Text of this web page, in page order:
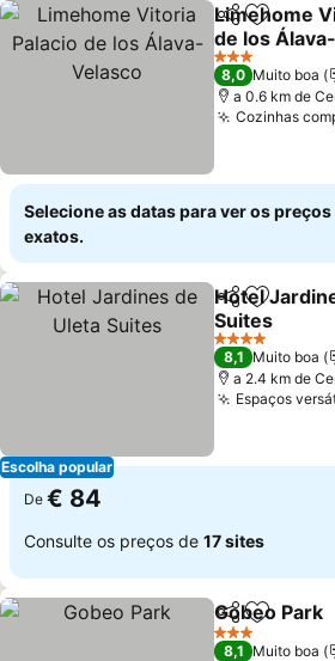
Partilhar
Limehome
de los
3 Estrelas
8,0 Muito boa
a 0.6 km de
Cozinhas
Selecione as datas para ver os preços
exatos.
Escolha popular
Partilhar
Hotel
Suites
4 Estrelas
8,1 Muito boa
a 2.4 km de
Espaços
De € 84
Consulte os preços de 17 sites
Partilhar
Gobeo Park
3 Estrelas
8,1 Muito boa